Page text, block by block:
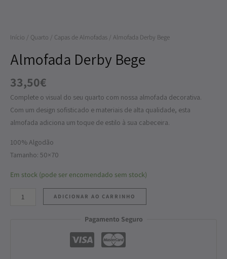
Início / Quarto / Capas de Almofadas / Almofada Derby Bege
Almofada Derby Bege
33,50€
Complete o visual do seu quarto com nossa almofada decorativa.
Com um design sofisticado e materiais de alta qualidade, esta
almofada adiciona um toque de estilo à sua cabeceira.
100% Algodão
Tamanho: 50×70
Em stock (pode ser encomendado sem stock)
ADICIONAR AO CARRINHO
Pagamento Seguro